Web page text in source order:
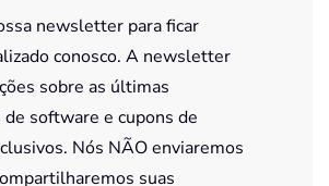
newsletter para ficar
conosco. A newsletter
sobre as últimas
de software e cupons de
Nós NÃO enviaremos
suas